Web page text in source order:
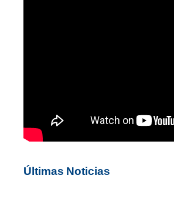
Últimas Noticias